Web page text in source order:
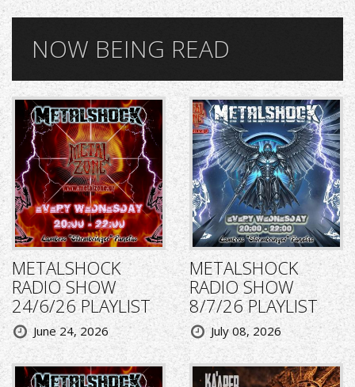
NOW BEING READ
METALSHOCK
RADIO SHOW
24/6/26 PLAYLIST
June 24, 2026
METALSHOCK
RADIO SHOW
8/7/26 PLAYLIST
July 08, 2026